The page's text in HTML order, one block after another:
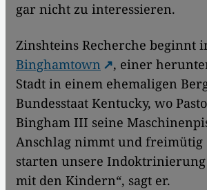
gar nicht zu interessieren.
Zinshteins Recherche beginnt
Binghamtown
, einer
Stadt in einem ehemaligen
Bundesstaat Kentucky, wo
Bingham III seine
Anschlag nimmt und freimütig
starten unsere
mit den Kindern“, sagt er.